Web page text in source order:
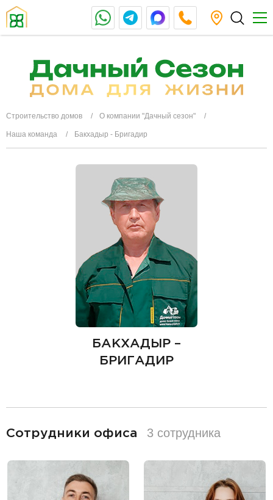
Строительство домов О компании "Дачный сезон"
Наша команда Бакхадыр - Бригадир
БАКХАДЫР –
БРИГАДИР
Сотрудники офиса 3 сотрудника